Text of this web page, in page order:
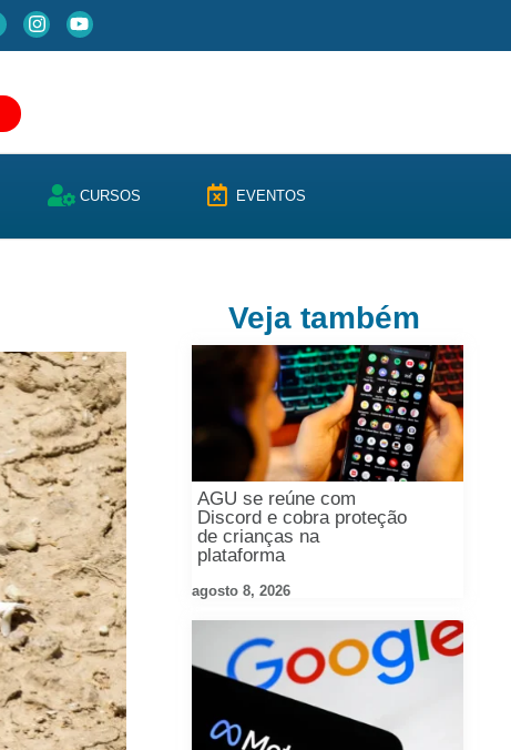
CURSOS EVENTOS
Veja também
AGU se reúne com
Discord e cobra proteção
de crianças na
plataforma
agosto 8, 2026